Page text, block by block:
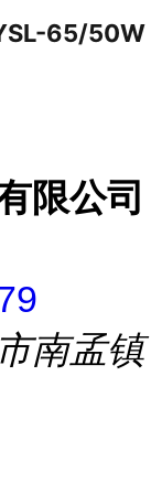
65/50W
限公司
南孟镇